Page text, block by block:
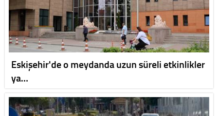
Eskişehir'de o meydanda uzun süreli etkinlikler
ya…